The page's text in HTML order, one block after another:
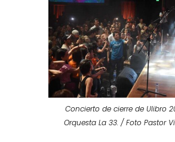
Concierto de cierre de Ulibro
Orquesta La 33. / Foto Pastor